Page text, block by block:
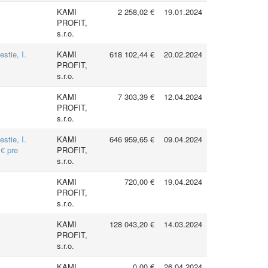
KAMI
PROFIT,
s.r.o.
2 258,02 € 19.01.2024
I.
KAMI
PROFIT,
s.r.o.
618 102,44 € 20.02.2024
KAMI
PROFIT,
s.r.o.
7 303,39 € 12.04.2024
I.
pre
KAMI
PROFIT,
s.r.o.
646 959,65 € 09.04.2024
KAMI
PROFIT,
s.r.o.
720,00 € 19.04.2024
KAMI
PROFIT,
s.r.o.
128 043,20 € 14.03.2024